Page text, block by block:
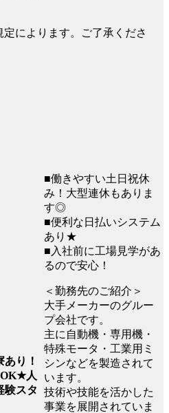
によります。ご了承くださ
あり！
人
験スタ
■働きやすい土日祝休
み！大型連休もありま
す◎
■便利な日払いシステム
あり★
■入社前に工場見学があ
るので安心！
＜勤務先のご紹介＞
大手メーカーのグルー
プ会社です。
主に自動機・専用機・
特殊モータ・工業用ミ
シンなどを製造されて
います。
技術や技能を活かした
事業を展開されていま